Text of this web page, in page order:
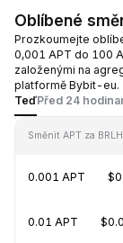
Oblíbené
Prozkoumejte
0,001 APT do 100
založenými na
platformě Bybit-eu.
TeďPřed 24
Směnit APT za BRL
0.001 APT
0.01 APT